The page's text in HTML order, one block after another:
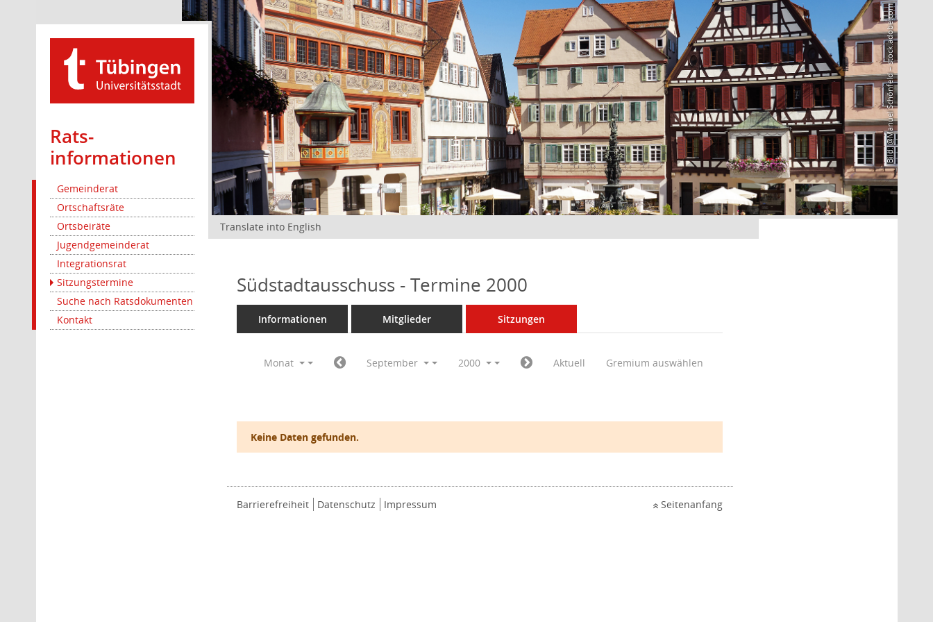
Rats­
informationen
Gemeinderat
Ortschaftsräte
Ortsbeiräte
Jugendgemeinderat
Integrationsrat
Sitzungstermine
Suche nach Ratsdokumenten
Kontakt
Bild: @Manuel Schönfeld – stock.adobe.com
Translate into English
Südstadtausschuss - Termine 2000
Informationen Mitglieder Sitzungen
Monat September 2000 Aktuell Gremium auswählen
Keine Daten gefunden.
Barrierefreiheit Datenschutz Impressum Seitenanfang